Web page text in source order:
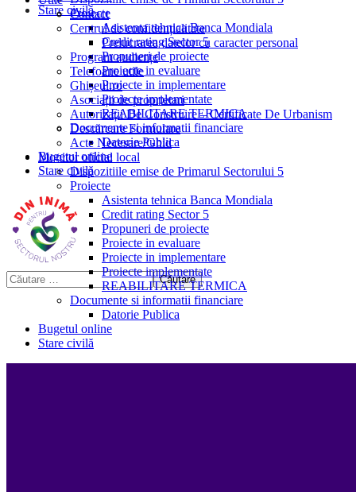
Stare civilă
Proiecte
Asistenta tehnica Banca Mondiala
Credit rating Sector 5
Propuneri de proiecte
Proiecte in evaluare
Proiecte in implementare
Proiecte implementate
REABILITARE TERMICA
Documente si informatii financiare
Datorie Publica
Bugetul online
Stare civilă
Contact
Centrul de confidențialitate
Prelucrarea datelor cu caracter personal
Program audiențe
Telefoane utile
Ghișeul.ro
Asociații de proprietari
Autorizații De Construire – Certificate De Urbanism
Descărcare Formulare
Acte Necesare/Ghid
Monitor oficial local
Dispozitiile emise de Primarul Sectorului 5
Proiecte
Asistenta tehnica Banca Mondiala
Credit rating Sector 5
Propuneri de proiecte
Proiecte in evaluare
Proiecte in implementare
Proiecte implementate
REABILITARE TERMICA
Documente si informatii financiare
Datorie Publica
Bugetul online
Stare civilă